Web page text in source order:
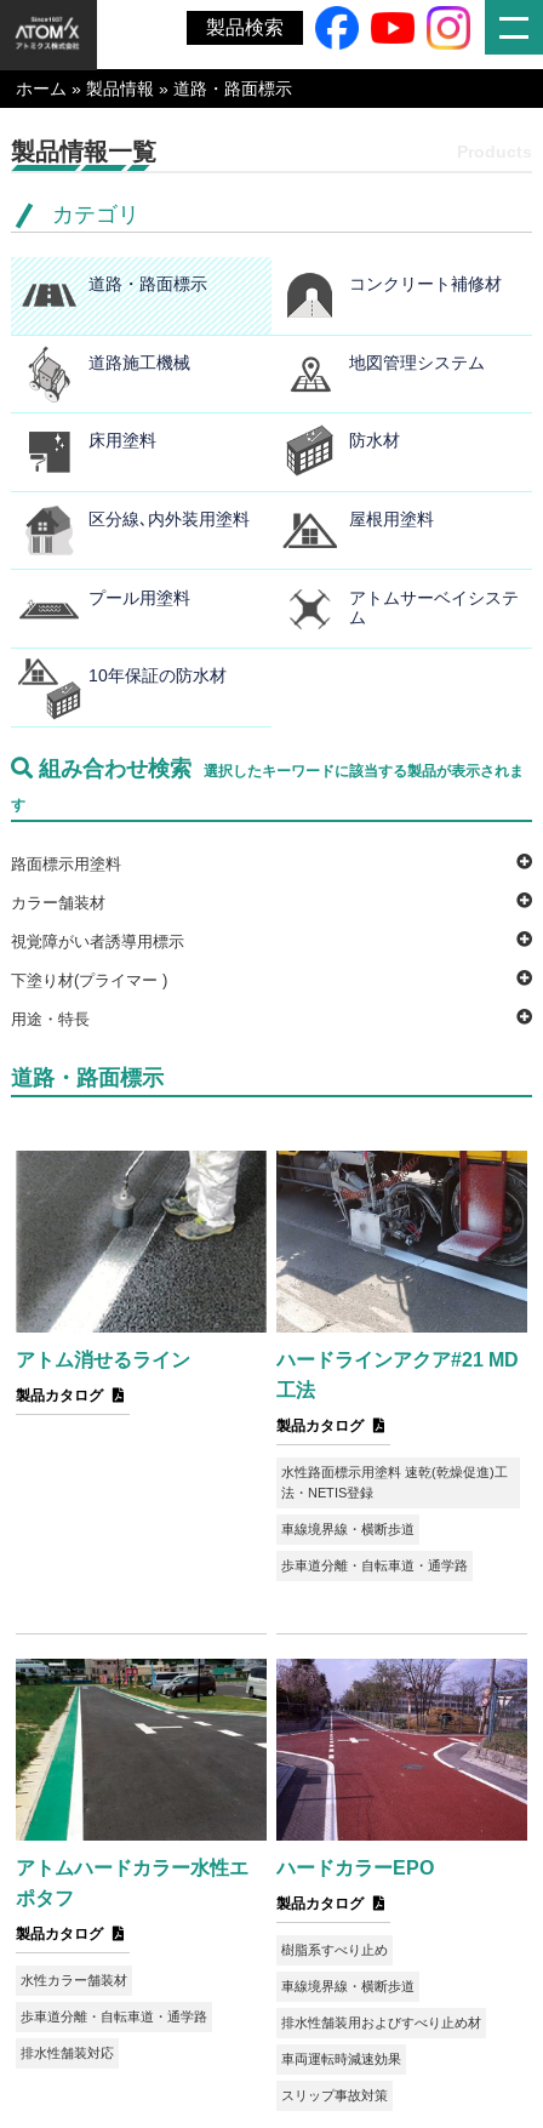
製品検索
ホーム »製品情報 »道路・路面標示
製品情報一覧
カテゴリ
道路・路面標示 コンクリート補修材
道路施工機械 地図管理システム
床用塗料 防水材
区分線､内外装用塗料 屋根用塗料
プール用塗料
アトムサーベイシステ
ム
10年保証の防水材
組み合わせ検索
選択したキーワードに該当する製品が表示されま
す
路面標示用塗料
カラー舗装材
視覚障がい者誘導用標示
下塗り材(プライマー )
用途・特長
道路・路面標示
アトム消せるライン
製品カタログ
ハードラインアクア#21 MD
工法
製品カタログ
水性路面標示用塗料 速乾(乾燥促進)工
法・NETIS登録
車線境界線・横断歩道
歩車道分離・自転車道・通学路
アトムハードカラー水性エ
ポタフ
製品カタログ
水性カラー舗装材
歩車道分離・自転車道・通学路
排水性舗装対応
ハードカラーEPO
製品カタログ
樹脂系すべり止め
車線境界線・横断歩道
排水性舗装用およびすべり止め材
車両運転時減速効果
スリップ事故対策